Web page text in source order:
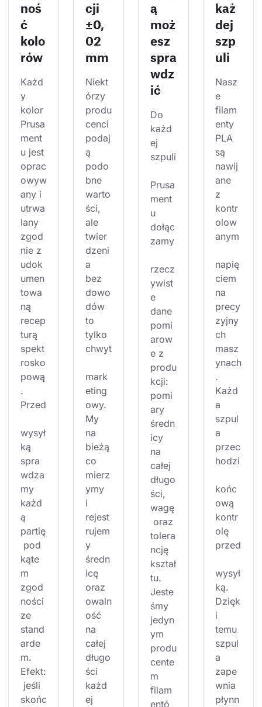
noś
ć
kolo
rów
Każd
y
kolor
Prusa
ment
u jest
oprac
owyw
any i
utrwa
lany
zgod
nie z
udok
umen
towa
ną
recep
turą
spekt
rosko
pową
.
Przed
wysył
ką
spra
wdza
my
każd
ą
partię
pod
kąte
m
zgod
ności
ze
stand
arde
m.
Efekt:
jeśli
skońc
cji
±0,
02
mm
Niekt
órzy
produ
cenci
podaj
ą
podo
bne
warto
ści,
ale
twier
dzeni
a
bez
dowo
dów
to
tylko
chwyt
mark
eting
owy.
My
na
bieżą
co
mierz
ymy
i
rejest
rujem
y
średn
icę
oraz
owaln
ość
na
całej
długo
ści
każd
ej
ą
moż
esz
spra
wdz
ić
Do
każd
ej
szpuli
Prusa
ment
u
dołąc
zamy
rzecz
ywist
e
dane
pomi
arow
e z
produ
kcji:
pomi
ary
średn
icy
na
całej
długo
ści,
wagę
oraz
tolera
ncję
kształ
tu.
Jeste
śmy
jedyn
ym
produ
cente
m
filam
entó
każ
dej
szp
uli
Nasz
e
filam
enty
PLA
są
nawij
ane
z
kontr
olow
anym
napię
ciem
na
precy
zyjny
ch
masz
ynach
.
Każd
a
szpul
a
przec
hodzi
końc
ową
kontr
olę
przed
wysył
ką.
Dzięk
i
temu
szpul
a
zape
wnia
płynn